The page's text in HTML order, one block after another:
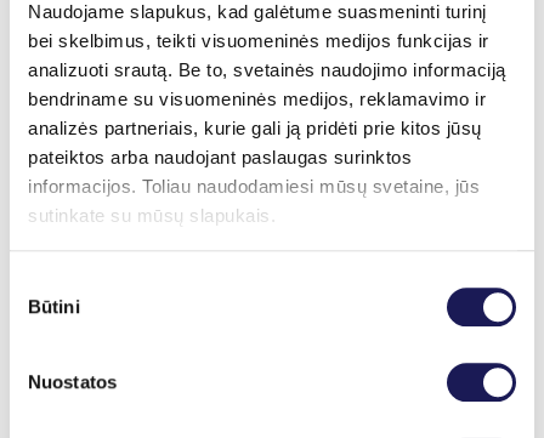
Naudojame slapukus, kad galėtume suasmeninti turinį
bei skelbimus, teikti visuomeninės medijos funkcijas ir
analizuoti srautą. Be to, svetainės naudojimo informaciją
bendriname su visuomeninės medijos, reklamavimo ir
analizės partneriais, kurie gali ją pridėti prie kitos jūsų
pateiktos arba naudojant paslaugas surinktos
informacijos. Toliau naudodamiesi mūsų svetaine, jūs
sutinkate su mūsų slapukais.
pasirinkimas
Būtini
Nuostatos
galima naudoti kaip pagalbinį ar gretutinį
ištyrimą, nes jį saugu taikyti kartu su kitais tyrimo
ar gydymo būdais. Metodas yra visiškai
nepavojingas, todėl priskiriamas žemiausiai
rizikos kategorijai. Impulsai yra tokie silpni, kad
negali sukelti įtampos ar sudirginti. Nepaisant to,
siekiant išvengti bet kokios rizikos, prieš
procedūrą turėtumėte informuoti gydytoją apie
širdies stimuliatorius, implantus, organų
jautrumą specifinėms medžiagoms ar